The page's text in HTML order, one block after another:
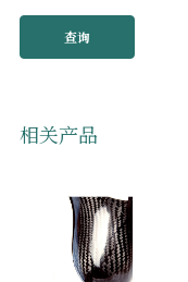
查询
相关产品